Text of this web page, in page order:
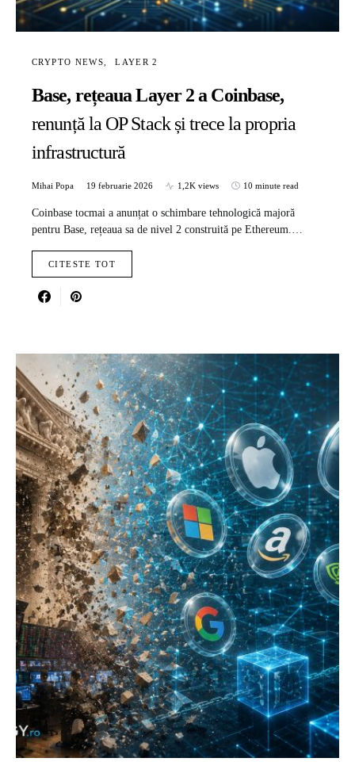
CRYPTO NEWS LAYER 2
Base, rețeaua Layer 2 a Coinbase,
renunță la OP Stack și trece la propria
infrastructură
Mihai Popa 19 februarie 2026 1,2K views 10 minute read
Coinbase tocmai a anunțat o schimbare tehnologică majoră
pentru Base, rețeaua sa de nivel 2 construită pe Ethereum.…
CITESTE TOT